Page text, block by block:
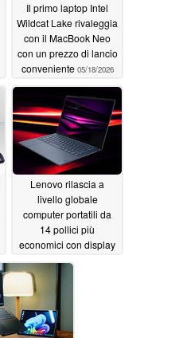
Il primo laptop Intel
Wildcat Lake rivaleggia
con il MacBook Neo
con un prezzo di lancio
conveniente 05/18/2026
Lenovo rilascia a
livello globale
computer portatili da
14 pollici più
economici con display
05/06/2026